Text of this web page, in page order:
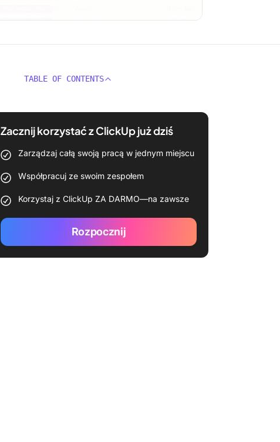
TABLE OF CONTENTS
Zacznij korzystać z ClickUp już dziś
Zarządzaj całą swoją pracą w jednym miejscu
Współpracuj ze swoim zespołem
Korzystaj z ClickUp ZA DARMO—na zawsze
Rozpocznij